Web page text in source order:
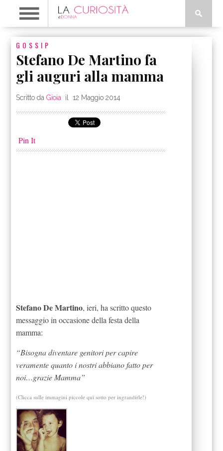
GOSSIP
Stefano De Martino fa
gli auguri alla mamma
Scritto daGioia il12 Maggio 2014
Pin It
Stefano De Martino, ieri, ha scritto questo
messaggio in occasione della festa della
mamma:
“Bisogna diventare genitori per capire
veramente quanto i nostri abbiano fatto per
noi…grazie Mamma”
(Clicca sulle immagini piccole qui sotto per ingrandirle!)